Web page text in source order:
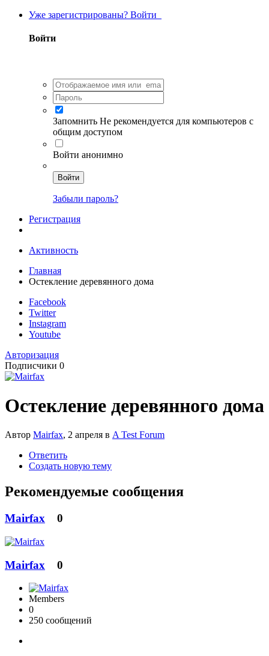
Уже зарегистрированы? Войти
Войти
Запомнить Не рекомендуется для компьютеров с
общим доступом
Войти анонимно
Войти
Забыли пароль?
Регистрация
Активность
Главная
Остекление деревянного дома
Facebook
Twitter
Instagram
Youtube
Авторизация
Подписчики 0
Остекление деревянного дома
Автор Mairfax, 2 апреля в A Test Forum
Ответить
Создать новую тему
Рекомендуемые сообщения
Mairfax 0
Mairfax 0
Members
0
250 сообщений